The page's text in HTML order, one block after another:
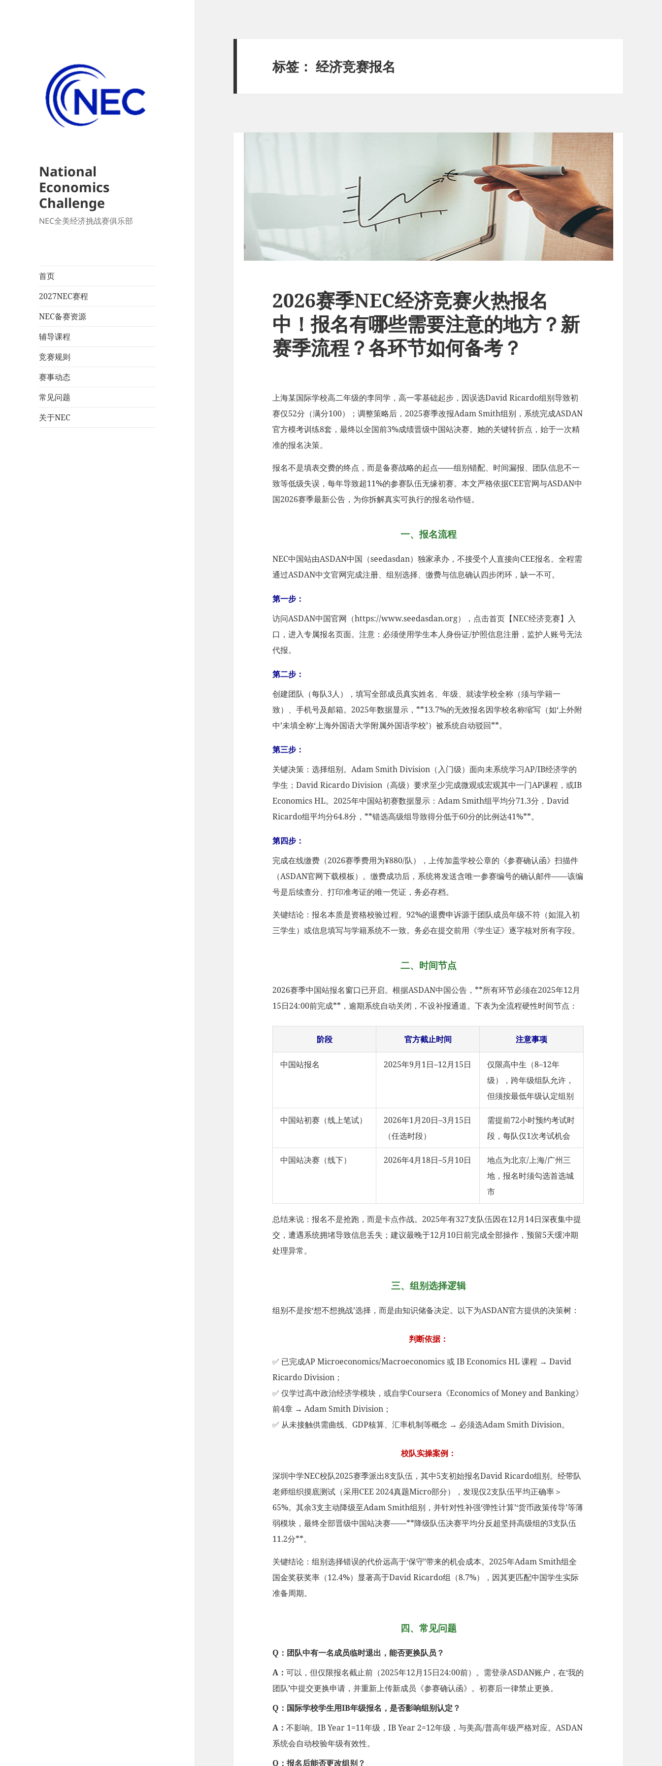
National
Economics
Challenge
NEC全美经济挑战赛俱乐部
首页
2027NEC赛程
NEC备赛资源
辅导课程
竞赛规则
赛事动态
常见问题
关于NEC
标签：经济竞赛报名
2026赛季NEC经济竞赛火热报名
中！报名有哪些需要注意的地方？新
赛季流程？各环节如何备考？
上海某国际学校高二年级的李同学，高一零基础起步，因误选David Ricardo组别导致初
赛仅52分（满分100）；调整策略后，2025赛季改报Adam Smith组别，系统完成ASDAN
官方模考训练8套，最终以全国前3%成绩晋级中国站决赛。她的关键转折点，始于一次精
准的报名决策。
报名不是填表交费的终点，而是备赛战略的起点——组别错配、时间漏报、团队信息不一
致等低级失误，每年导致超11%的参赛队伍无缘初赛。本文严格依据CEE官网与ASDAN中
国2026赛季最新公告，为你拆解真实可执行的报名动作链。
一、报名流程
NEC中国站由ASDAN中国（seedasdan）独家承办，不接受个人直接向CEE报名。全程需
通过ASDAN中文官网完成注册、组别选择、缴费与信息确认四步闭环，缺一不可。
第一步：
访问ASDAN中国官网（https://www.seedasdan.org），点击首页【NEC经济竞赛】入
口，进入专属报名页面。注意：必须使用学生本人身份证/护照信息注册，监护人账号无法
代报。
第二步：
创建团队（每队3人），填写全部成员真实姓名、年级、就读学校全称（须与学籍一
致）、手机号及邮箱。2025年数据显示，**13.7%的无效报名因学校名称缩写（如‘上外附
中’未填全称‘上海外国语大学附属外国语学校’）被系统自动驳回**。
第三步：
关键决策：选择组别。Adam Smith Division（入门级）面向未系统学习AP/IB经济学的
学生；David Ricardo Division（高级）要求至少完成微观或宏观其中一门AP课程，或IB
Economics HL。2025年中国站初赛数据显示：Adam Smith组平均分71.3分，David
Ricardo组平均分64.8分，**错选高级组导致得分低于60分的比例达41%**。
第四步：
完成在线缴费（2026赛季费用为¥880/队），上传加盖学校公章的《参赛确认函》扫描件
（ASDAN官网下载模板）。缴费成功后，系统将发送含唯一参赛编号的确认邮件——该编
号是后续查分、打印准考证的唯一凭证，务必存档。
关键结论：报名本质是资格校验过程。92%的退费申诉源于团队成员年级不符（如混入初
三学生）或信息填写与学籍系统不一致。务必在提交前用《学生证》逐字核对所有字段。
二、时间节点
2026赛季中国站报名窗口已开启。根据ASDAN中国公告，**所有环节必须在2025年12月
15日24:00前完成**，逾期系统自动关闭，不设补报通道。下表为全流程硬性时间节点：
阶段 官方截止时间 注意事项
中国站报名 2025年9月1日–12月15日
仅限高中生（8–12年
级），跨年级组队允许，
但须按最低年级认定组别
中国站初赛（线上笔试）
2026年1月20日–3月15日
（任选时段）
需提前72小时预约考试时
段，每队仅1次考试机会
中国站决赛（线下） 2026年4月18日–5月10日
地点为北京/上海/广州三
地，报名时须勾选首选城
市
总结来说：报名不是抢跑，而是卡点作战。2025年有327支队伍因在12月14日深夜集中提
交，遭遇系统拥堵导致信息丢失；建议最晚于12月10日前完成全部操作，预留5天缓冲期
处理异常。
三、组别选择逻辑
组别不是按‘想不想挑战’选择，而是由知识储备决定。以下为ASDAN官方提供的决策树：
判断依据：
✅ 已完成AP Microeconomics/Macroeconomics 或 IB Economics HL 课程 → David
Ricardo Division；
✅ 仅学过高中政治经济学模块，或自学Coursera《Economics of Money and Banking》
前4章 → Adam Smith Division；
✅ 从未接触供需曲线、GDP核算、汇率机制等概念 → 必须选Adam Smith Division。
校队实操案例：
深圳中学NEC校队2025赛季派出8支队伍，其中5支初始报名David Ricardo组别。经带队
老师组织摸底测试（采用CEE 2024真题Micro部分），发现仅2支队伍平均正确率＞
65%。其余3支主动降级至Adam Smith组别，并针对性补强‘弹性计算’‘货币政策传导’等薄
弱模块，最终全部晋级中国站决赛——**降级队伍决赛平均分反超坚持高级组的3支队伍
11.2分**。
关键结论：组别选择错误的代价远高于‘保守’带来的机会成本。2025年Adam Smith组全
国金奖获奖率（12.4%）显著高于David Ricardo组（8.7%），因其更匹配中国学生实际
准备周期。
四、常见问题
Q：团队中有一名成员临时退出，能否更换队员？
A：可以，但仅限报名截止前（2025年12月15日24:00前）。需登录ASDAN账户，在‘我的
团队’中提交更换申请，并重新上传新成员《参赛确认函》。初赛后一律禁止更换。
Q：国际学校学生用IB年级报名，是否影响组别认定？
A：不影响。IB Year 1=11年级，IB Year 2=12年级，与美高/普高年级严格对应。ASDAN
系统会自动校验年级有效性。
Q：报名后能否更改组别？